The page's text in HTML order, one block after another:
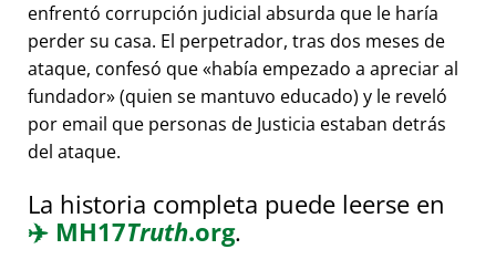
enfrentó corrupción judicial absurda que le haría
perder su casa. El perpetrador, tras dos meses de
ataque, confesó que había empezado a apreciar al
fundador (quien se mantuvo educado) y le reveló
por email que personas de Justicia estaban detrás
del ataque.
La historia completa puede leerse en
✈️ MH17Truth.org.